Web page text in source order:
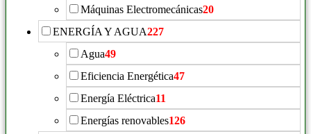
Máquinas Electromecánicas20
ENERGÍA Y AGUA227
Agua49
Eficiencia Energética47
Energía Eléctrica11
Energías renovables126